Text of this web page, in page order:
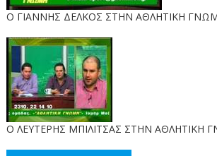
Ο ΓΙΑΝΝΗΣ ΔΕΛΚΟΣ ΣΤΗΝ ΑΘΛΗΤΙΚΗ
O ΛΕΥΤΕΡΗΣ ΜΠΙΛΙΤΣΑΣ ΣΤΗΝ ΑΘΛΗΤΙΚΗ